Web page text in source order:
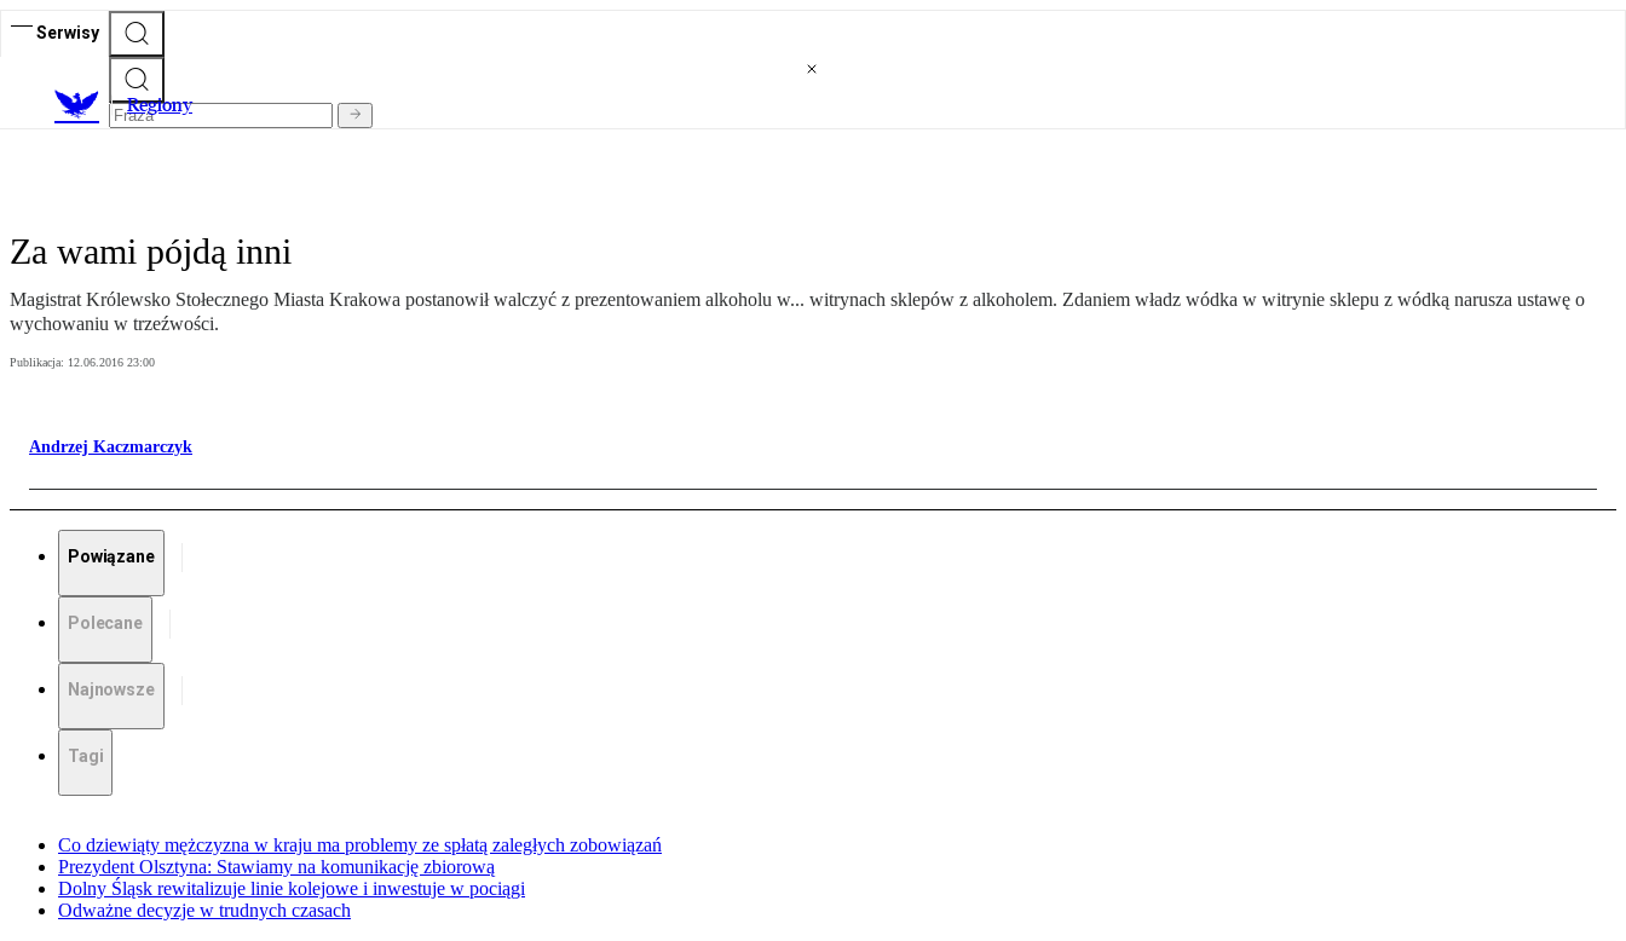
Serwisy
Regiony
Za wami pójdą inni
Magistrat Królewsko Stołecznego Miasta Krakowa postanowił walczyć z prezentowaniem alkoholu w... witrynach sklepów z alkoholem. Zdaniem władz wódka w witrynie sklepu z wódką narusza ustawę o
wychowaniu w trzeźwości.
Publikacja: 12.06.2016 23:00
Andrzej Kaczmarczyk
Powiązane
Polecane
Najnowsze
Tagi
Co dziewiąty mężczyzna w kraju ma problemy ze spłatą zaległych zobowiązań
Prezydent Olsztyna: Stawiamy na komunikację zbiorową
Dolny Śląsk rewitalizuje linie kolejowe i inwestuje w pociągi
Odważne decyzje w trudnych czasach